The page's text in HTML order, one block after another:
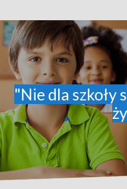
"Nie dla szkoły